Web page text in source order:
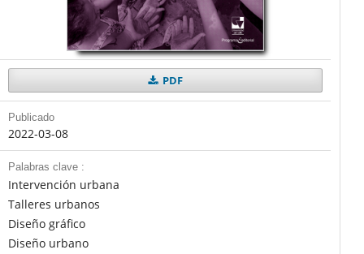
PDF
Publicado
2022-03-08
Palabras clave :
Intervención urbana
Talleres urbanos
Diseño gráfico
Diseño urbano